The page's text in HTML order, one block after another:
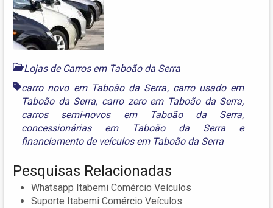
Lojas de Carros em Taboão da Serra
carro novo em Taboão da Serra, carro usado em
Taboão da Serra, carro zero em Taboão da Serra,
carros semi-novos em Taboão da Serra,
concessionárias em Taboão da Serra e
financiamento de veículos em Taboão da Serra
Pesquisas Relacionadas
Whatsapp Itabemi Comércio Veículos
Suporte Itabemi Comércio Veículos